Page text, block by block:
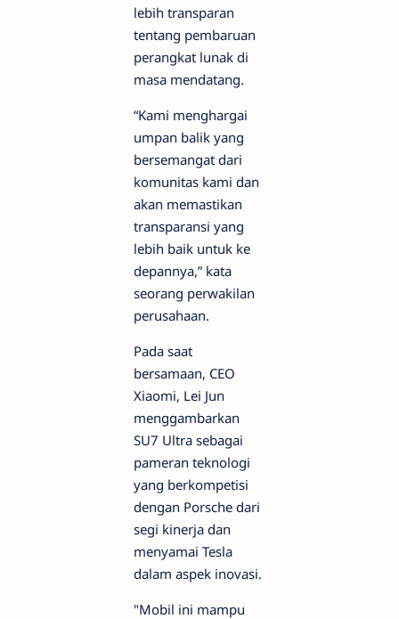
lebih transparan
tentang pembaruan
perangkat lunak di
masa mendatang.
“Kami menghargai
umpan balik yang
bersemangat dari
komunitas kami dan
akan memastikan
transparansi yang
lebih baik untuk ke
depannya,” kata
seorang perwakilan
perusahaan.
Pada saat
bersamaan, CEO
Xiaomi, Lei Jun
menggambarkan
SU7 Ultra sebagai
pameran teknologi
yang berkompetisi
dengan Porsche dari
segi kinerja dan
menyamai Tesla
dalam aspek inovasi.
"Mobil ini mampu